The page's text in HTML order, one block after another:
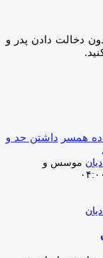
دخالت دادن پدر و
همسر داشتن حد و
موسس و